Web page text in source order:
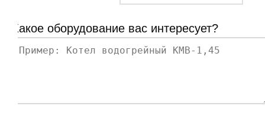
Какое оборудование вас интересует?